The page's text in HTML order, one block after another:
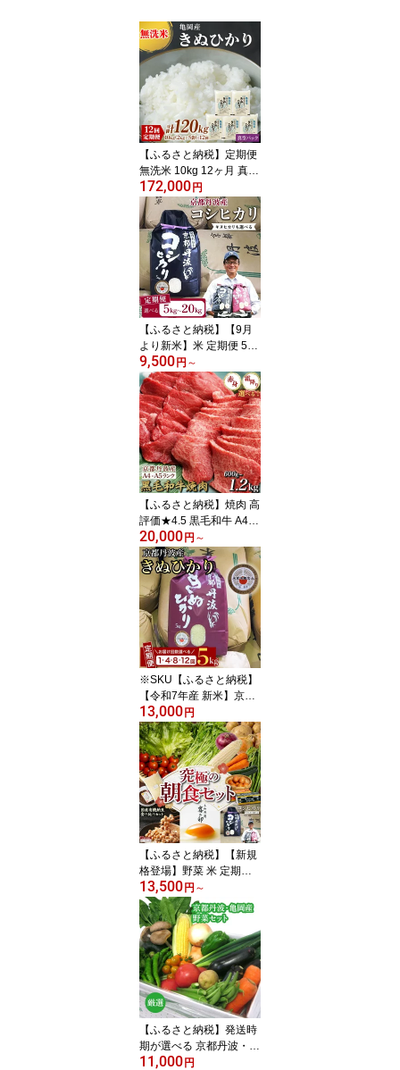
【ふるさと納税】定期便
無洗米 10kg 12ヶ月 真空
パック 京都丹波産 キヌ
ヒカリ 12回 定期便 10kg
(2kg×5袋) 12回 計120kg
※受注精米《米 白米 き
ぬひかり 小分け ふるさ
と納税 無洗米 大嘗祭供
納品種》※北海道・沖
縄・離島への配送不可
172,000 円
【ふるさと納税】【9月
より新米】米 定期便 5kg
高評価★4.63 京都丹波米
コシヒカリ 5kg 10kg 20k
g 選べる キヌヒカリ 食べ
比べ 1回 3回 4回 6回 8回
12回 令和7年産 令和8年
産 米 訳あり ふるさと納
税 米 精米 定期便 12ヶ月
簡易包装 京都丹波産 こ
しひかり きぬひかり
9,500 円 ～
【ふるさと納税】焼肉 高
評価★4.5 黒毛和牛 A4 A
5［選べる 赤身・霜降
り・ハーフ 食べ比べセッ
ト］600g 1.2kg（600g×
2）京都丹波産 冷凍 京の
肉 ひら山 ｜ふるさと納
税 牛肉 肉 丹波産 和牛 焼
肉用 亀岡牛
20,000 円 ～
※SKU【ふるさと納税】
【令和7年産 新米】京都
丹波米 きぬひかり 定期
便 5kg 1回/4回/8回/12回
白米 4ヶ月 8ヶ月 12ヶ月
精米したてをお届け 米・
食味鑑定士厳選≪ キヌヒ
カリ 京都丹波産 契約栽
培米 亀岡≫※配送不可地
域あり
13,000 円
【ふるさと納税】【新規
格登場】野菜 米 定期便
旬の野菜&コシヒカリ2kg
など お楽しみ 詰め合わ
せセット 1回 6回(2ヵ月
に1回) 京都丹波・亀岡産
みなと屋 産地直送 6ヶ月
隔月6回 定番 和食 朝食
ふるさと納税米 卵 (6個+
4個割れ保障) 納豆 野菜
味噌 定期便 京野菜 自家
農園
13,500 円 ～
【ふるさと納税】発送時
期が選べる 京都丹波・亀
岡産野菜セット〈JA京都
11,000 円